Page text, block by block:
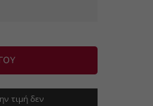
τιμή δεν